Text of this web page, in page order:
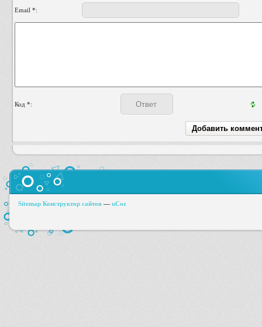
Email *:
Код *:
Sitemap Конструктор сайтов — uCoz